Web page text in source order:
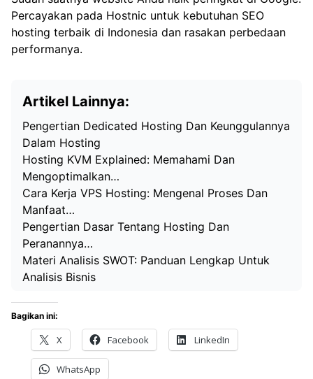
Percayakan pada Hostnic untuk kebutuhan SEO
hosting terbaik di Indonesia dan rasakan perbedaan
performanya.
Artikel Lainnya:
Pengertian Dedicated Hosting Dan Keunggulannya
Dalam Hosting
Hosting KVM Explained: Memahami Dan
Mengoptimalkan…
Cara Kerja VPS Hosting: Mengenal Proses Dan
Manfaat…
Pengertian Dasar Tentang Hosting Dan
Peranannya…
Materi Analisis SWOT: Panduan Lengkap Untuk
Analisis Bisnis
Bagikan ini:
X Facebook LinkedIn
WhatsApp